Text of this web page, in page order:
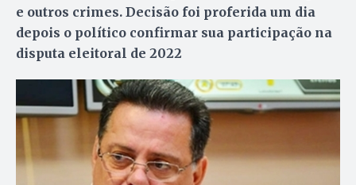
e outros crimes. Decisão foi proferida um dia
depois o político confirmar sua participação na
disputa eleitoral de 2022